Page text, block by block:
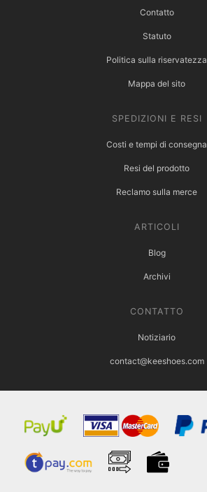
Contatto
Statuto
Politica sulla riservatezza
Mappa del sito
SPEDIZIONI E RESI
Costi e tempi di consegna
Resi del prodotto
Reclamo sulla merce
ARTICOLI
Blog
Archivi
CONTATTO
Notiziario
contact@keeshoes.com